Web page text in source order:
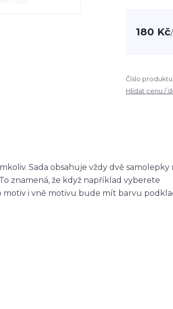
180 Kč/
Číslo produktu:
Hlídat cenu /
Sada obsahuje vždy dvě samolepky
znamená, že když například vyberete
motiv i vně motivu bude mít barvu